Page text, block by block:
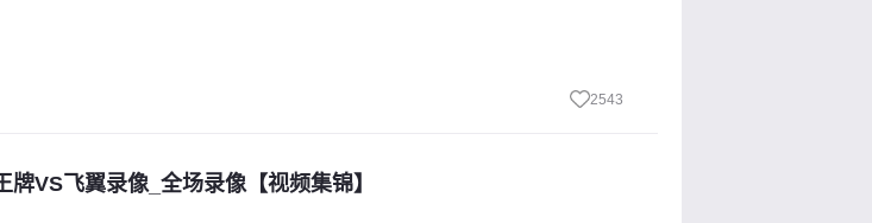
2543
VS飞翼录像_全场录像【视频集锦】